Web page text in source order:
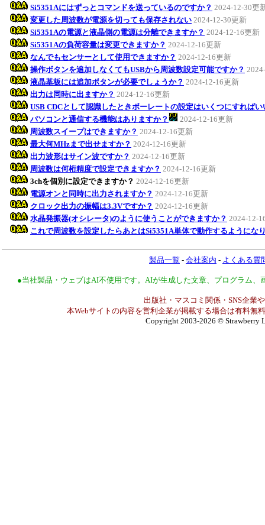
Si5351Aにはずっとコマンドを送っているのですか？ 2024-12-30更
変更した周波数が電源を切っても保存されない 2024-12-30更新
Si5351Aの電源と液晶側の電源は分離できますか？ 2024-12-16更新
Si5351Aの負荷容量は変更できますか？ 2024-12-16更新
なんでもセンサーとして使用できますか？ 2024-12-16更新
操作ボタンを追加しなくてもUSBから周波数設定可能ですか？
液晶基板には追加ボタンが必要でしょうか？ 2024-12-16更新
出力は同時に出ますか？ 2024-12-16更新
USB CDCとして認識したときボーレートの設定はいくつにすれば
パソコンと通信する機能はありますか？
2024-12-16更新
周波数スイープはできますか？ 2024-12-16更新
最大何MHzまで出せますか？ 2024-12-16更新
出力波形はサイン波ですか？ 2024-12-16更新
周波数は何桁精度で設定できますか？ 2024-12-16更新
3chを個別に設定できますか？ 2024-12-16更新
電源オンと同時に出力されますか？ 2024-12-16更新
クロック出力の振幅は3.3Vですか？ 2024-12-16更新
水晶発振器(オシレータ)のように使うことができますか？ 2024-12-
これで周波数を設定したらあとはSi5351A単体で動作するようにな
製品一覧 - 会社案内 - よくある質
●当社製品・ウェブはAI不使用です。AIが生成した文章、プログラム
出版社・マスコミ関係・SNS企業
本Webサイトの内容を営利企業が掲載する場合は有料無
Copyright 2003-2026 © Strawberry